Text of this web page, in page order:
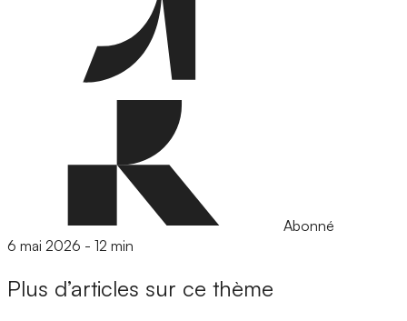
Abonné
6 mai 2026 - 12 min
Plus d’articles sur ce thème